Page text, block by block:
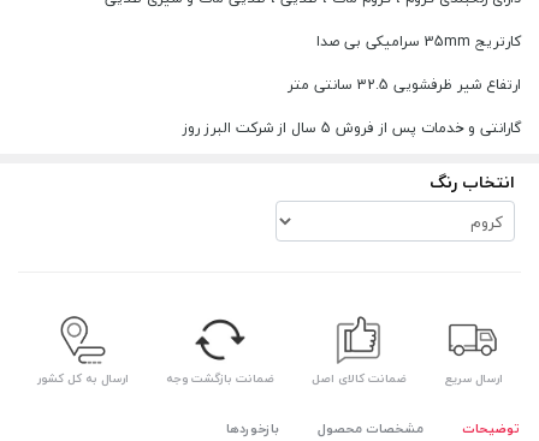
کارتریج 35mm سرامیکی بی صدا
ارتفاع شیر ظرفشویی 32.5 سانتی متر
گارانتی و خدمات پس از فروش 5 سال از شرکت البرز روز
انتخاب رنگ
ارسال سریع ضمانت کالای اصل ضمانت بازگشت وجه ارسال به کل کشور
توضیحات مشخصات محصول بازخوردها